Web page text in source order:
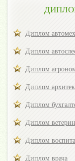
Диплом
Диплом
Диплом
Диплом
Диплом
Диплом
Диплом
Диплом врача